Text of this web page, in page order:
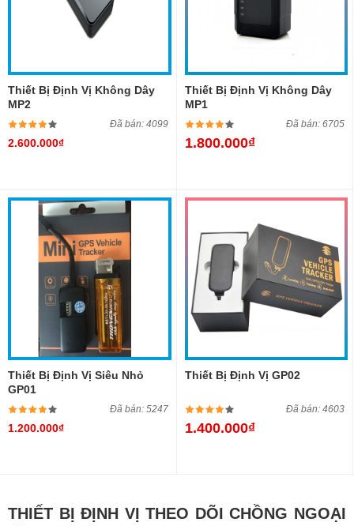
Thiết Bị Định Vị Không Dây
MP2
Đã bán: 4099
2.600.000₫
Thiết Bị Định Vị Không Dây
MP1
Đã bán: 6705
1.800.000₫
Thiết Bị Định Vị Siêu Nhỏ
GP01
Đã bán: 5247
1.200.000₫
Thiết Bị Định Vị GP02
Đã bán: 4603
1.400.000₫
THIẾT BỊ ĐỊNH VỊ THEO DÕI CHỒNG NGOẠI